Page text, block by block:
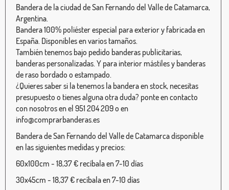
Bandera de la ciudad de San Fernando del Valle de Catamarca,
Argentina.
Bandera 100% poliéster especial para exterior y fabricada en
España. Disponibles en varios tamaños.
También tenemos bajo pedido banderas publicitarias,
banderas personalizadas. Y para interior mástiles y banderas
de raso bordado o estampado.
¿Quieres saber si la tenemos la bandera en stock, necesitas
presupuesto o tienes alguna otra duda? ponte en contacto
con nosotros en el 951 204 209 o en
info@comprarbanderas.es
Bandera de San Fernando del Valle de Catamarca disponible
en las siguientes medidas y precios:
60x100cm - 18,37 € recíbala en 7-10 días
30x45cm - 18,37 € recíbala en 7-10 días